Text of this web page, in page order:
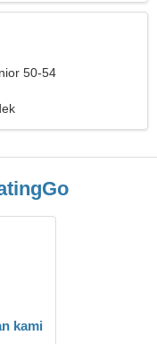
50-54
kami